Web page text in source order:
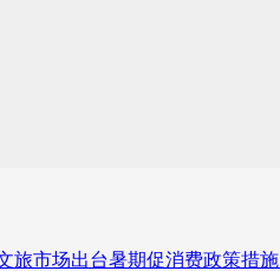
市场出台暑期促消费政策措